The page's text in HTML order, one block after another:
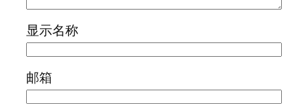
显示名称
邮箱